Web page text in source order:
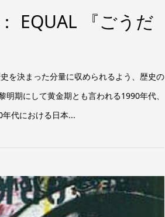
EQUAL 『ごうだ
を決まった分量に収められるよう、歴史の
期にして黄金期とも言われる1990年代、
代における日本...